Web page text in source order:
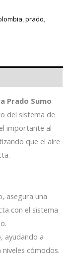
,prado,
Prado Sumo
del sistema de
importante al
que el aire
asegura una
con el sistema
ayudando a
cómodos.